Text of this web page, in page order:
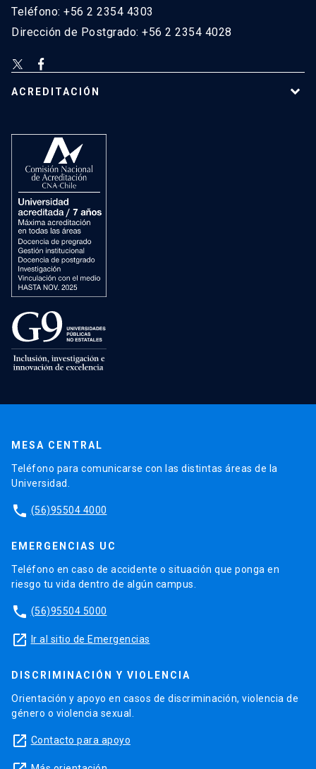
Teléfono: +56 2 2354 4303
Dirección de Postgrado: +56 2 2354 4028
ACREDITACIÓN
MESA CENTRAL
Teléfono para comunicarse con las distintas áreas de la
Universidad.
phone (56)95504 4000
EMERGENCIAS UC
Teléfono en caso de accidente o situación que ponga en
riesgo tu vida dentro de algún campus.
phone (56)95504 5000
launch Ir al sitio de Emergencias
DISCRIMINACIÓN Y VIOLENCIA
Orientación y apoyo en casos de discriminación, violencia de
género o violencia sexual.
launch Contacto para apoyo